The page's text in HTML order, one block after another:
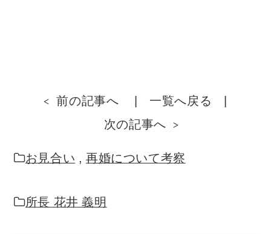
前の記事へ
一覧へ戻る
次の記事へ
お見合い ,再婚について考察
所長 花井 義明